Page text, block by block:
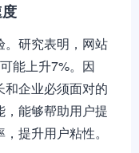
。研究表明，网站
能上升7%。因
企业必须面对的
能够帮助用户提
提升用户粘性。